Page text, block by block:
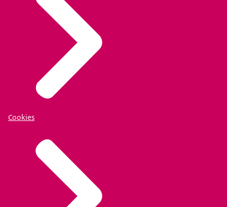
Cookies